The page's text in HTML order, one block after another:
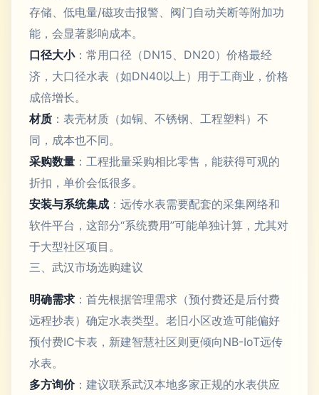
存储、低电量/磁攻击报警、阀门自动关断等附加功
能，会显著影响成本。
口径大小：常用口径（DN15、DN20）价格最经
济，大口径水表（如DN40以上）用于工商业，价格
成倍增长。
材质 ：表壳材质（如铜、不锈钢、工程塑料）不
同，成本也不同。
采购数量 ：工程批量采购相比零售，能获得可观的
折扣，单价会低很多。
安装与系统集成 ：远传水表需要配套的采集网络和
软件平台，这部分“系统费用”可能单独计算，尤其对
于大型社区项目。
三、武汉市场选购建议
明确需求 ：首先根据管理需求（预付费还是后付费
远程抄表）确定水表类型。老旧小区改造可能偏好
预付费IC卡表，新建智慧社区则更倾向NB-IoT远传
水表。
多方询价：建议联系武汉本地多家正规的水表供应